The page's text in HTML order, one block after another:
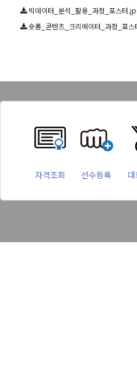
빅데이터_분석_활용_과정_포스터
숏폼_콘텐츠_크리에이터_과정_포
자격조회 선수등록